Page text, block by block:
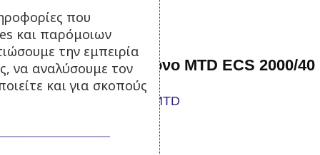
-20%
Ηλεκτρικό Αλυσοπρίονο MTD ECS 2000/40
που
και παρόμοιων
την εμπειρία
να αναλύσουμε τον
και για σκοπούς